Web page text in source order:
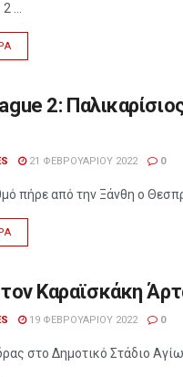
...
2:
21 ΦΕΒΡΟΥΑΡΊΟΥ 2022 0
πήρε από την Ξάνθη ο
Καραϊσκάκη
19 ΦΕΒΡΟΥΑΡΊΟΥ 2022 0
στο Δημοτικό Στάδιο